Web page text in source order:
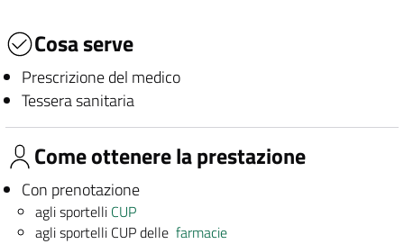
Cosa serve
Prescrizione del medico
Tessera sanitaria
Come ottenere la prestazione
Con prenotazione
agli sportelli CUP
agli sportelli CUP dellefarmacie